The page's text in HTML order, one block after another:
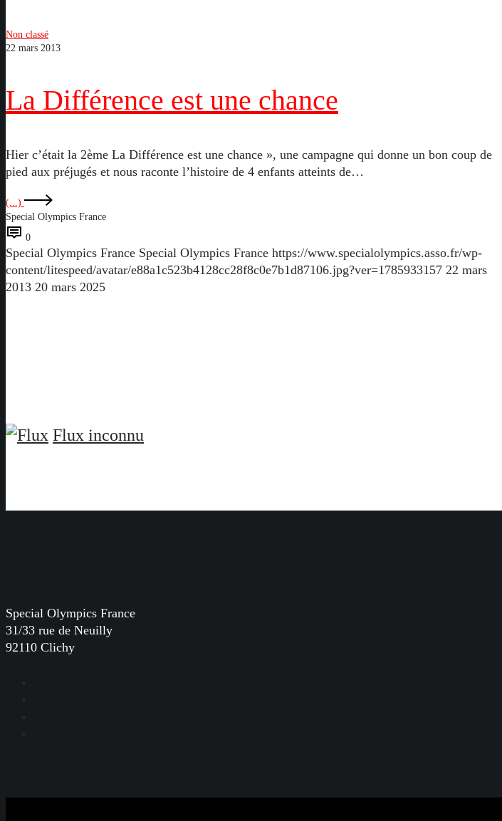
La
Différence
chance
Non classé
22 mars 2013
La Différence est une chance
Hier c’était la 2ème La Différence est une chance », une campagne qui donne un bon coup de
pied aux préjugés et nous raconte l’histoire de 4 enfants atteints de…
(...)
Special Olympics France
0
Special Olympics France Special Olympics France https://www.specialolympics.asso.fr/wp-
content/litespeed/avatar/e88a1c523b4128cc28f8c0e7b1d87106.jpg?ver=1785933157 22 mars
2013 20 mars 2025
Flux inconnu
Special Olympics France
31/33 rue de Neuilly
92110 Clichy